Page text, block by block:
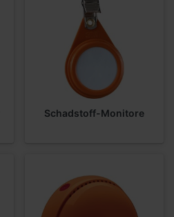
Schadstoff-Monitore